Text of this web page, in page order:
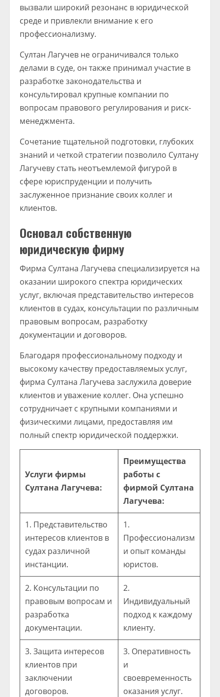
вызвали широкий резонанс в юридической
среде и привлекли внимание к его
профессионализму.
Султан Лагучев не ограничивался только
делами в суде, он также принимал участие в
разработке законодательства и
консультировал крупные компании по
вопросам правового регулирования и риск-
менеджмента.
Сочетание тщательной подготовки, глубоких
знаний и четкой стратегии позволило Султану
Лагучеву стать неотъемлемой фигурой в
сфере юриспруденции и получить
заслуженное признание своих коллег и
клиентов.
Основал собственную
юридическую фирму
Фирма Султана Лагучева специализируется на
оказании широкого спектра юридических
услуг, включая представительство интересов
клиентов в судах, консультации по различным
правовым вопросам, разработку
документации и договоров.
Благодаря профессиональному подходу и
высокому качеству предоставляемых услуг,
фирма Султана Лагучева заслужила доверие
клиентов и уважение коллег. Она успешно
сотрудничает с крупными компаниями и
физическими лицами, предоставляя им
полный спектр юридической поддержки.
Услуги фирмы
Султана Лагучева:
Преимущества
работы с
фирмой Султана
Лагучева:
1. Представительство
интересов клиентов в
судах различной
инстанции.
1.
Профессионализм
и опыт команды
юристов.
2. Консультации по
правовым вопросам и
разработка
документации.
2.
Индивидуальный
подход к каждому
клиенту.
3. Защита интересов
клиентов при
заключении
договоров.
3. Оперативность
и
своевременность
оказания услуг.